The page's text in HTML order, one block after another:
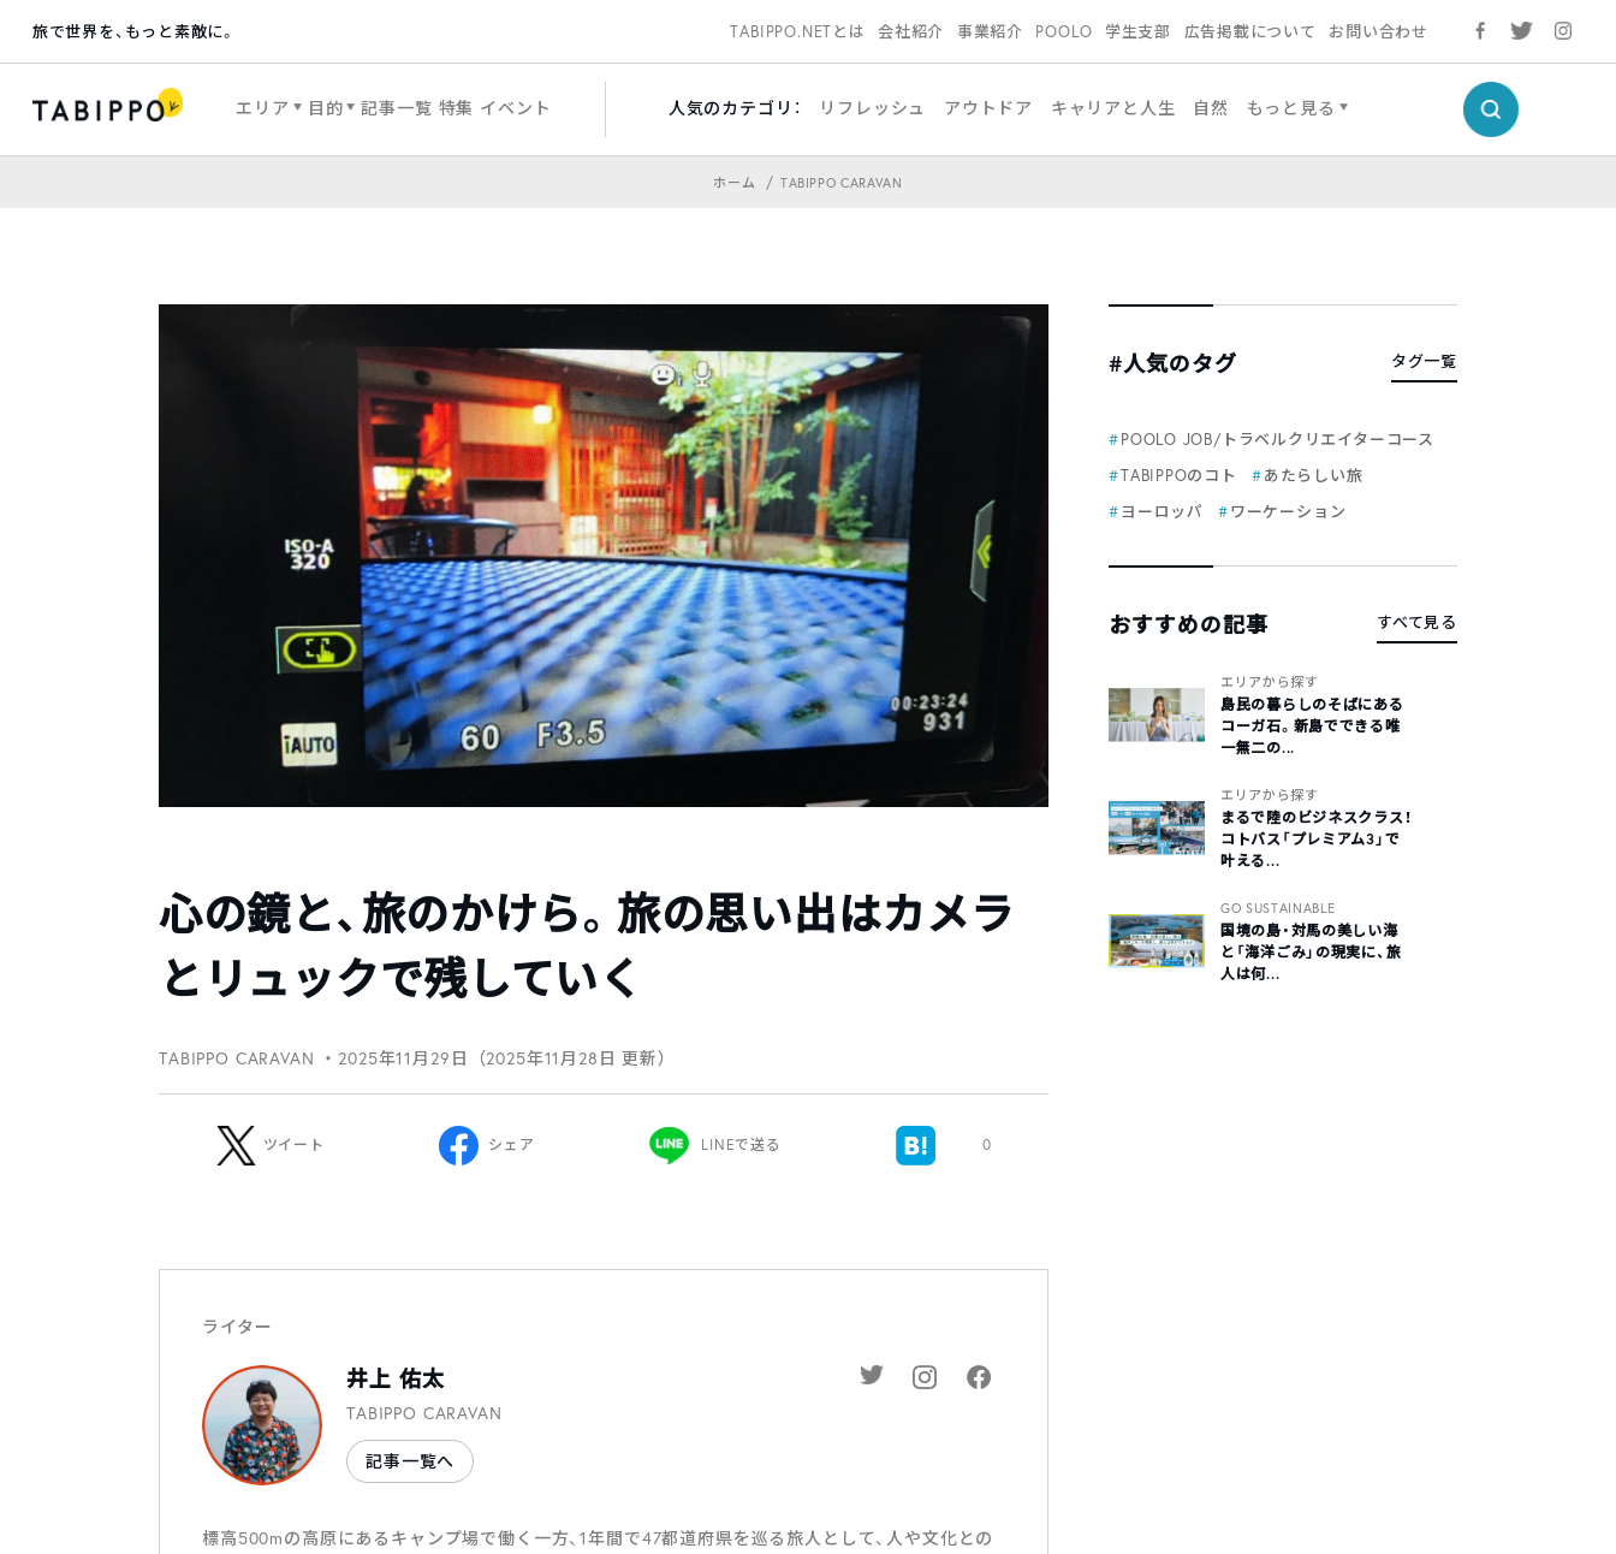
旅で世界を、もっと素敵に。 TABIPPO.NETとは 会社紹介 事業紹介 POOLO 学生支部 広告掲載について お問い合わせ
エリア 目的 記事一覧 特集 イベント 人気のカテゴリ： リフレッシュ アウトドア キャリアと人生 自然 もっと見る
ホーム TABIPPO CARAVAN
心の鏡と、旅のかけら。旅の思い出はカメラ
とリュックで残していく
TABIPPO CARAVAN ・2025年11月29日（2025年11月28日 更新）
ツイート シェア LINEで送る 0
ライター
井上 佑太
TABIPPO CARAVAN
記事一覧へ
標高500mの高原にあるキャンプ場で働く一方、1年間で47都道府県を巡る旅人として、人や文化との
#人気のタグ タグ一覧
POOLO JOB/トラベルクリエイターコース
TABIPPOのコト
あたらしい旅
ヨーロッパ
ワーケーション
おすすめの記事 すべて見る
エリアから探す
島民の暮らしのそばにある
コーガ石。新島でできる唯
一無二の...
エリアから探す
まるで陸のビジネスクラス！
コトバス「プレミアム3」で
叶える...
GO SUSTAINABLE
国境の島・対馬の美しい海
と「海洋ごみ」の現実に、旅
人は何...